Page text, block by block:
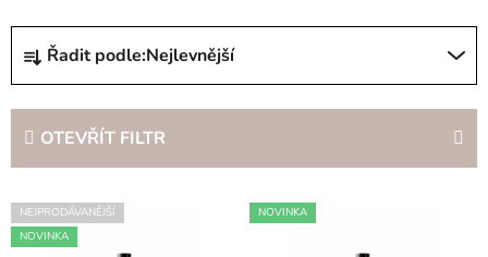
a
z
p
r
Řadit podle:Nejlevnější
OTEVŘÍT FILTR
V
ý
NEJPRODÁVANĚJŠÍ
NOVINKA
NOVINKA